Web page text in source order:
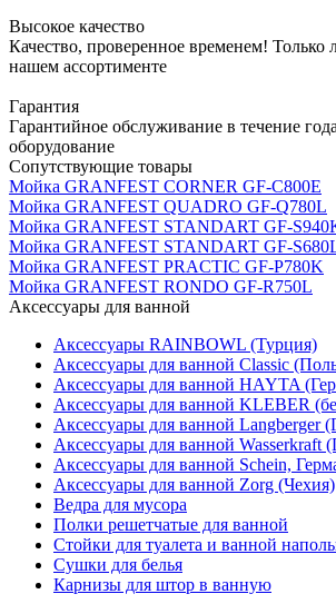
Высокое качество
Качество, проверенное временем! Только
нашем ассортименте
Гарантия
Гарантийное обслуживание в течение
оборудование
Сопутствующие товары
Мойка GRANFEST CORNER GF-C800E
Мойка GRANFEST QUADRO GF-Q780L
Мойка GRANFEST STANDART GF-
Мойка GRANFEST STANDART GF-
Мойка GRANFEST PRACTIC GF-P780K
Мойка GRANFEST RONDO GF-R750L
Аксессуары для ванной
Аксессуары RAINBOWL (Турция)
Аксессуары для ванной Classic
Аксессуары для ванной HAYTA
Аксессуары для ванной KLEBER
Аксессуары для ванной Langberger
Аксессуары для ванной Wasserkraft
Аксессуары для ванной Schein,
Аксессуары для ванной Zorg (Чехия)
Ведра для мусора
Полки решетчатые для ванной
Стойки для туалета и ванной
Сушки для белья
Карнизы для штор в ванную